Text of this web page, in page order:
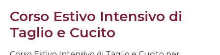
Corso Estivo Intensivo di
Taglio e Cucito